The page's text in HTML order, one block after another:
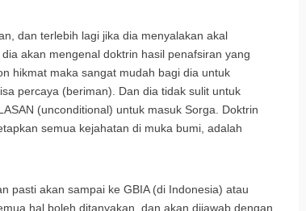
dan terlebih lagi jika dia menyalakan akal
akan mengenal doktrin hasil penafsiran yang
hikmat maka sangat mudah bagi dia untuk
percaya (beriman). Dan dia tidak sulit untuk
(unconditional) untuk masuk Sorga. Doktrin
semua kejahatan di muka bumi, adalah
pasti akan sampai ke GBIA (di Indonesia) atau
hal boleh ditanyakan, dan akan dijawab dengan